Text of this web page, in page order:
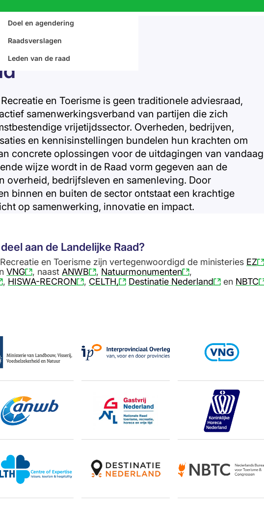
Doel en agendering
Raadsverslagen
Leden van de raad
en Toerisme is geen traditionele adviesraad,
samenwerkingsverband van partijen die zich
vrijetijdssector. Overheden, bedrijven,
en kennisinstellingen bundelen hun krachten om
concrete oplossingen voor de uitdagingen van vandaag
wijze wordt in de Raad vorm gegeven aan de
overheid, bedrijfsleven en samenleving. Door
binnen en buiten de sector ontstaat een krachtige
op samenwerking, innovatie en impact.
aan de Landelijke Raad?
en Toerisme zijn vertegenwoordigd de ministeries EZ
VNG , naast ANWB , Natuurmonumenten
,
, HISWA-RECRON , CELTH, Destinatie Nederland en NBTC